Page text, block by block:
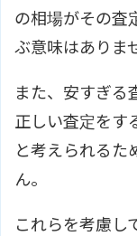
の相場がその査
ぶ意味はありま
また、安すぎる
正しい査定をす
と考えられるた
ん。
これらを考慮し